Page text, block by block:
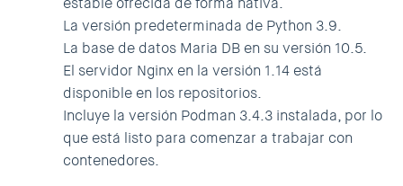
La versión predeterminada de Python 3.9.
La base de datos Maria DB en su versión 10.5.
El servidor Nginx en la versión 1.14 está
disponible en los repositorios.
Incluye la versión Podman 3.4.3 instalada, por lo
que está listo para comenzar a trabajar con
contenedores.